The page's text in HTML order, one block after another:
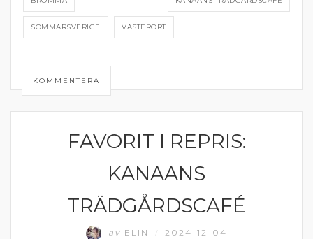
SOMMARSVERIGE VÄSTERORT
KOMMENTERA
FAVORIT I REPRIS:
KANAANS
TRÄDGÅRDSCAFÉ
av ELIN 2024-12-04